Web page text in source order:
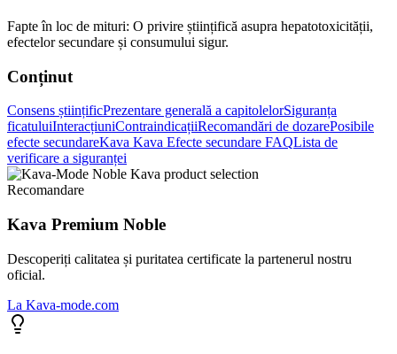
Fapte în loc de mituri: O privire științifică asupra hepatotoxicității,
efectelor secundare și consumului sigur.
Conținut
Consens științificPrezentare generală a capitolelorSiguranța
ficatuluiInteracțiuniContraindicațiiRecomandări de dozarePosibile
efecte secundareKava Kava Efecte secundare FAQLista de
verificare a siguranței
Recomandare
Kava Premium Noble
Descoperiți calitatea și puritatea certificate la partenerul nostru
oficial.
La Kava-mode.com